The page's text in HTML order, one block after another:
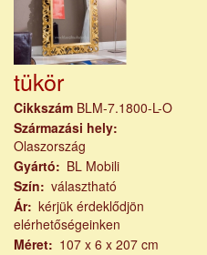
tükör
Cikkszám BLM-7.1800-L-O
Származási hely
Olaszország
Gyártó
BL Mobili
Szín
választható
Ár kérjük érdeklődjön
elérhetőségeinken
Méret
107 x 6 x 207 cm